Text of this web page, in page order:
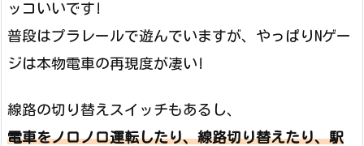
ッコいいです!
普段はプラレールで遊んでいますが、やっぱりNゲー
ジは本物電車の再現度が凄い!
線路の切り替えスイッチもあるし、
電車をノロノロ運転したり、線路切り替えたり、駅